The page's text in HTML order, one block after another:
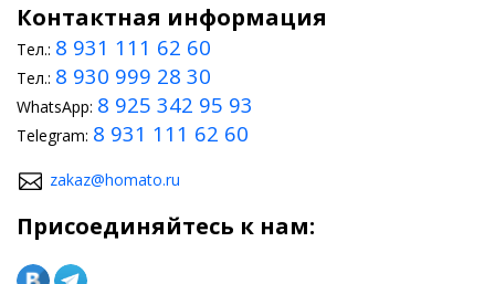
Контактная информация
Тел.: 8 931 111 62 60
Тел.: 8 930 999 28 30
WhatsApp: 8 925 342 95 93
Telegram: 8 931 111 62 60
zakaz@homato.ru
Присоединяйтесь к нам: